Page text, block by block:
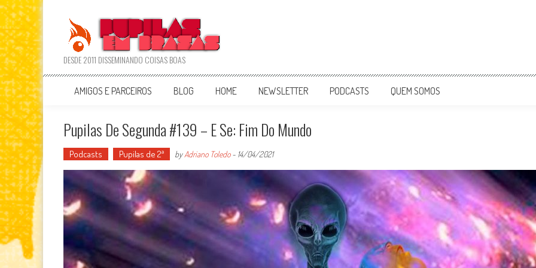
Skip
content
DESDE 2011 DISSEMINANDO COISAS BOAS
AMIGOS E PARCEIROS BLOG HOME NEWSLETTER PODCASTS QUEM SOMOS
Pupilas De Segunda #139 – E Se: Fim Do Mundo
Podcasts Pupilas de 2ª byAdriano Toledo- 14/04/2021